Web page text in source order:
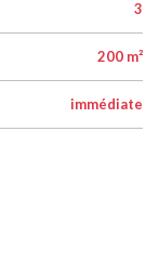
200 m²
immédiate